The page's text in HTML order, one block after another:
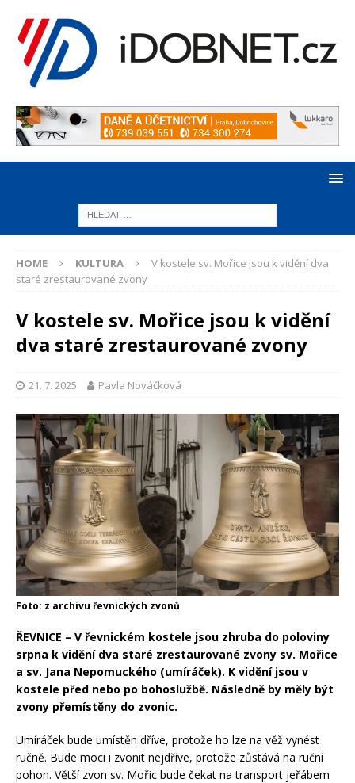
HOME KULTURA
V kostele sv. Mořice jsou k vidění dva
staré zrestaurované zvony
V kostele sv. Mořice jsou k vidění
dva staré zrestaurované zvony
21. 7. 2025 Pavla Nováčková
Foto: z archivu řevnických zvonů
ŘEVNICE – V řevnickém kostele jsou zhruba do poloviny
srpna k vidění dva staré zrestaurované zvony sv. Mořice
a sv. Jana Nepomuckého (umíráček). K vidění jsou v
kostele před nebo po bohoslužbě. Následně by měly být
zvony přemístěny do zvonic.
Umíráček bude umístěn dříve, protože ho lze na věž vynést
ručně. Bude moci i zvonit nejdříve, protože zůstává na ruční
pohon. Větší zvon sv. Mořic bude čekat na transport jeřábem